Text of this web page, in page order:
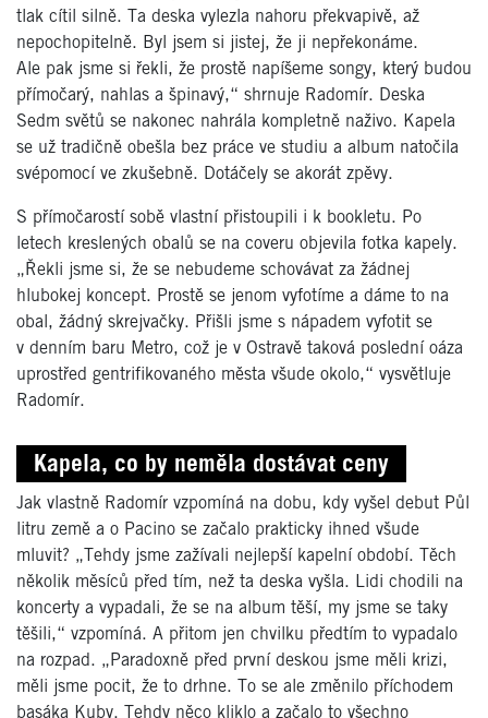
tlak cítil silně. Ta deska vylezla nahoru překvapivě, až
nepochopitelně. Byl jsem si jistej, že ji nepřekonáme.
Ale pak jsme si řekli, že prostě napíšeme songy, který budou
přímočarý, nahlas a špinavý,“ shrnuje Radomír. Deska
Sedm světů se nakonec nahrála kompletně naživo. Kapela
se už tradičně obešla bez práce ve studiu a album natočila
svépomocí ve zkušebně. Dotáčely se akorát zpěvy.
S přímočarostí sobě vlastní přistoupili i k bookletu. Po
letech kreslených obalů se na coveru objevila fotka kapely.
„Řekli jsme si, že se nebudeme schovávat za žádnej
hlubokej koncept. Prostě se jenom vyfotíme a dáme to na
obal, žádný skrejvačky. Přišli jsme s nápadem vyfotit se
v denním baru Metro, což je v Ostravě taková poslední oáza
uprostřed gentrifikovaného města všude okolo,“ vysvětluje
Radomír.
Kapela, co by neměla dostávat ceny
Jak vlastně Radomír vzpomíná na dobu, kdy vyšel debut Půl
litru země a o Pacino se začalo prakticky ihned všude
mluvit? „Tehdy jsme zažívali nejlepší kapelní období. Těch
několik měsíců před tím, než ta deska vyšla. Lidi chodili na
koncerty a vypadali, že se na album těší, my jsme se taky
těšili,“ vzpomíná. A přitom jen chvilku předtím to vypadalo
na rozpad. „Paradoxně před první deskou jsme měli krizi,
měli jsme pocit, že to drhne. To se ale změnilo příchodem
basáka Kuby. Tehdy něco kliklo a začalo to všechno